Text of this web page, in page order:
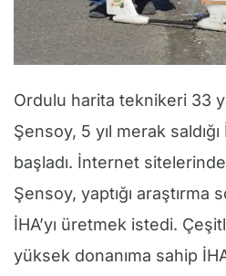
Ordulu harita teknikeri 33
Şensoy, 5 yıl merak saldığı
başladı. İnternet
Şensoy, yaptığı araştırma
İHA’yı üretmek istedi.
yüksek donanıma sahip